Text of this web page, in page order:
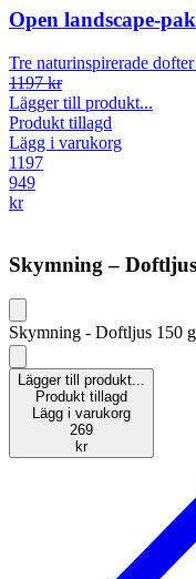
Open landscape-
Tre naturinspirerade
1197 kr
Lägger till produkt...
Produkt tillagd
Lägg i varukorg
1197
949
kr
Skymning –
Skymning - Doftljus 150
Lägger till produkt...
Produkt tillagd
Lägg i varukorg
269
kr